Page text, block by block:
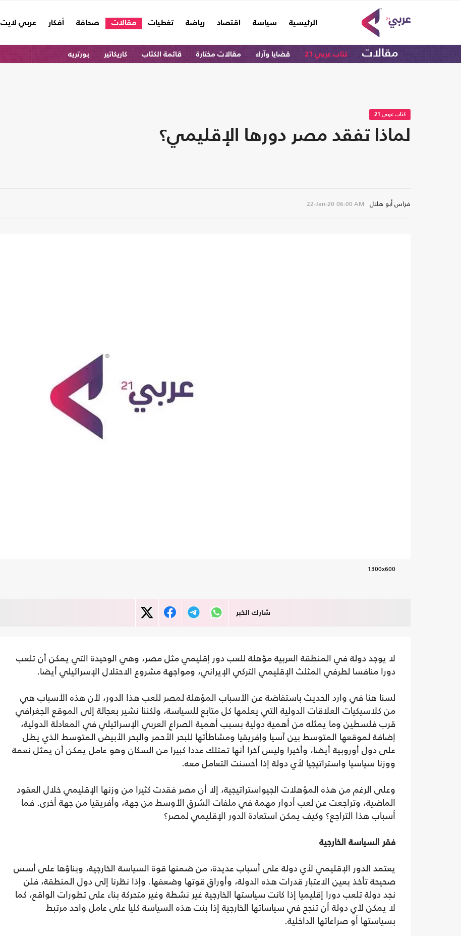
الرئيسية
(current) سياسة اقتصاد رياضة تغطيات مقالات صحافة أفكار عربي لايت
مقالات كتاب عربي 21 قضايا وآراء مقالات مختارة قائمة الكتاب كاريكاتير بورتريه
كتاب عربي 21
لماذا تفقد مصر دورها الإقليمي؟
فراس أبو هلال 22-Jan-20 06:00 AM
1300x600
شارك الخبر
لا يوجد دولة في المنطقة العربية مؤهلة للعب دور إقليمي مثل مصر، وهي الوحيدة التي يمكن أن تلعب
دورا منافسا لطرفي المثلث الإقليمي التركي الإيراني، ومواجهة مشروع الاحتلال الإسرائيلي أيضا.
لسنا هنا في وارد الحديث باستفاضة عن الأسباب المؤهلة لمصر للعب هذا الدور، لأن هذه الأسباب هي
من كلاسيكيات العلاقات الدولية التي يعلمها كل متابع للسياسة، ولكننا نشير بعجالة إلى الموقع الجغرافي
قرب فلسطين وما يمثله من أهمية دولية بسبب أهمية الصراع العربي الإسرائيلي في المعادلة الدولية،
إضافة لموقعها المتوسط بين آسيا وإفريقيا ومشاطأتها للبحر الأحمر والبحر الأبيض المتوسط الذي يطل
على دول أوروبية أيضا، وأخيرا وليس آخرا أنها تمتلك عددا كبيرا من السكان وهو عامل يمكن أن يمثل نعمة
ووزنا سياسيا واستراتيجيا لأي دولة إذا أحسنت التعامل معه.
وعلى الرغم من هذه المؤهلات الجيواستراتيجية، إلا أن مصر فقدت كثيرا من وزنها الإقليمي خلال العقود
الماضية، وتراجعت عن لعب أدوار مهمة في ملفات الشرق الأوسط من جهة، وأفريقيا من جهة أخرى. فما
أسباب هذا التراجع؟ وكيف يمكن استعادة الدور الإقليمي لمصر؟
فقر السياسة الخارجية
يعتمد الدور الإقليمي لأي دولة على أسباب عديدة، من ضمنها قوة السياسة الخارجية، وبناؤها على أسس
صحيحة تأخذ بعين الاعتبار قدرات هذه الدولة، وأوراق قوتها وضعفها. وإذا نظرنا إلى دول المنطقة، فلن
نجد دولة تلعب دورا إقليميا إذا كانت سياستها الخارجية غير نشطة وغير متحركة بناء على تطورات الواقع، كما
لا يمكن لأي دولة أن تنجح في سياساتها الخارجية إذا بنت هذه السياسة كليا على عامل واحد مرتبط
بسياستها أو صراعاتها الداخلية.